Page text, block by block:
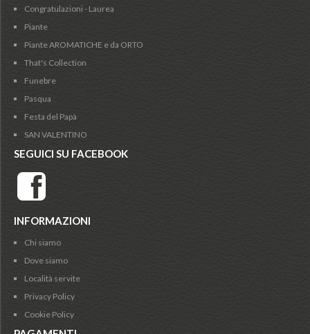
Congratulazioni - Laurea
Piante
Piante AROMATICHE e da ORTO
That's Collection
Funebre
Pasqua
Festa del Papà
SAN VALENTINO
SEGUICI SU FACEBOOK
INFORMAZIONI
Chi siamo
Dove siamo
Località servite
Privacy Policy
Cookie Policy